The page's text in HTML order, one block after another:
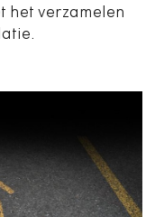
het verzamelen